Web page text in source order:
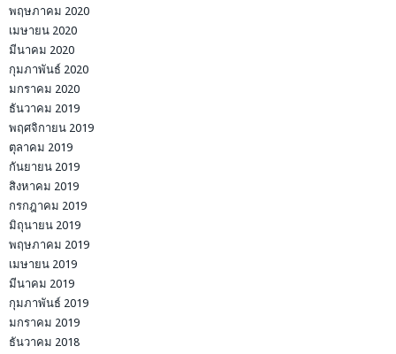
พฤษภาคม 2020
เมษายน 2020
มีนาคม 2020
กุมภาพันธ์ 2020
มกราคม 2020
ธันวาคม 2019
พฤศจิกายน 2019
ตุลาคม 2019
กันยายน 2019
สิงหาคม 2019
กรกฎาคม 2019
มิถุนายน 2019
พฤษภาคม 2019
เมษายน 2019
มีนาคม 2019
กุมภาพันธ์ 2019
มกราคม 2019
ธันวาคม 2018